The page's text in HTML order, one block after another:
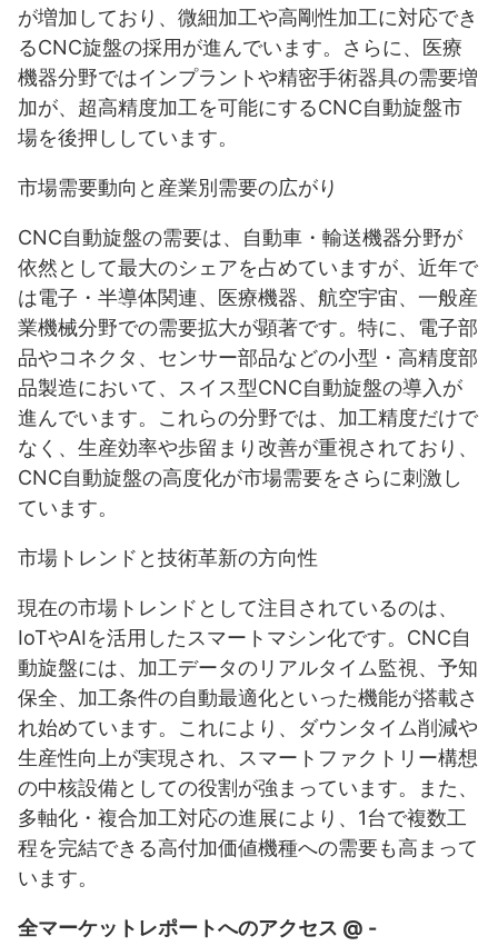
が増加しており、微細加工や高剛性加工に対応でき
るCNC旋盤の採用が進んでいます。さらに、医療
機器分野ではインプラントや精密手術器具の需要増
加が、超高精度加工を可能にするCNC自動旋盤市
場を後押ししています。
市場需要動向と産業別需要の広がり
CNC自動旋盤の需要は、自動車・輸送機器分野が
依然として最大のシェアを占めていますが、近年で
は電子・半導体関連、医療機器、航空宇宙、一般産
業機械分野での需要拡大が顕著です。特に、電子部
品やコネクタ、センサー部品などの小型・高精度部
品製造において、スイス型CNC自動旋盤の導入が
進んでいます。これらの分野では、加工精度だけで
なく、生産効率や歩留まり改善が重視されており、
CNC自動旋盤の高度化が市場需要をさらに刺激し
ています。
市場トレンドと技術革新の方向性
現在の市場トレンドとして注目されているのは、
IoTやAIを活用したスマートマシン化です。CNC自
動旋盤には、加工データのリアルタイム監視、予知
保全、加工条件の自動最適化といった機能が搭載さ
れ始めています。これにより、ダウンタイム削減や
生産性向上が実現され、スマートファクトリー構想
の中核設備としての役割が強まっています。また、
多軸化・複合加工対応の進展により、1台で複数工
程を完結できる高付加価値機種への需要も高まって
います。
全マーケットレポートへのアクセス @ -